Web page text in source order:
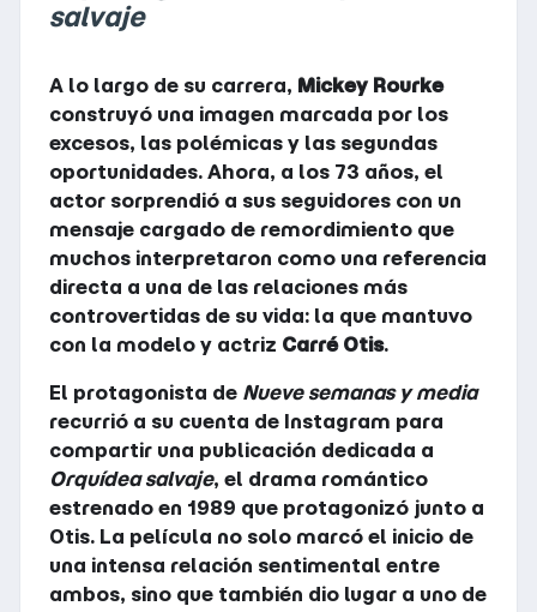
salvaje
A lo largo de su carrera, Mickey Rourke
construyó una imagen marcada por los
excesos, las polémicas y las segundas
oportunidades. Ahora, a los 73 años, el
actor sorprendió a sus seguidores con un
mensaje cargado de remordimiento que
muchos interpretaron como una referencia
directa a una de las relaciones más
controvertidas de su vida: la que mantuvo
con la modelo y actriz Carré Otis.
El protagonista de Nueve semanas y media
recurrió a su cuenta de Instagram para
compartir una publicación dedicada a
Orquídea salvaje, el drama romántico
estrenado en 1989 que protagonizó junto a
Otis. La película no solo marcó el inicio de
una intensa relación sentimental entre
ambos, sino que también dio lugar a uno de